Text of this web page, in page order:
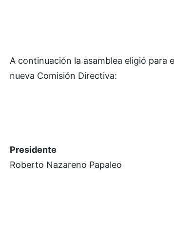
A continuación la asamblea eligió
nueva Comisión Directiva:
Presidente
Roberto Nazareno Papaleo